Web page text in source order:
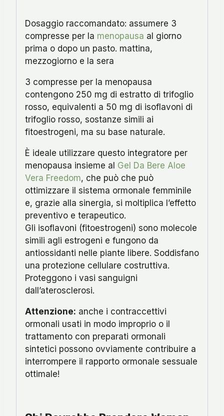
Dosaggio raccomandato: assumere 3
compresse per la menopausa al giorno
prima o dopo un pasto. mattina,
mezzogiorno e la sera
3 compresse per la menopausa
contengono 250 mg di estratto di trifoglio
rosso, equivalenti a 50 mg di isoflavoni di
trifoglio rosso, sostanze simili ai
fitoestrogeni, ma su base naturale.
È ideale utilizzare questo integratore per
menopausa insieme al Gel Da Bere Aloe
Vera Freedom, che può che può
ottimizzare il sistema ormonale femminile
e, grazie alla sinergia, si moltiplica l’effetto
preventivo e terapeutico.
Gli isoflavoni (fitoestrogeni) sono molecole
simili agli estrogeni e fungono da
antiossidanti nelle piante libere. Soddisfano
una protezione cellulare costruttiva.
Proteggono i vasi sanguigni
dall’aterosclerosi.
Attenzione: anche i contraccettivi
ormonali usati in modo improprio o il
trattamento con preparati ormonali
sintetici possono ovviamente contribuire a
interrompere il rapporto ormonale sessuale
ottimale!